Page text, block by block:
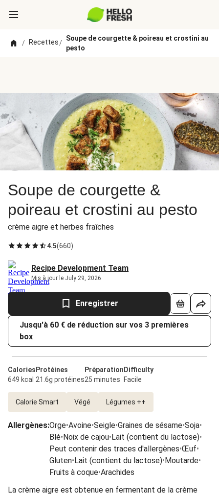
/ Recettes/
Soupe de courgette & poireau et crostini au
pesto
Soupe de courgette &
poireau et crostini au pesto
crème aigre et herbes fraîches
4.5(660)
Recipe Development Team
Mis à jour le July 29, 2026
Enregistrer
Jusqu'à 60 € de réduction sur vos 3 premières
box
Calories
649 kcal
Protéines
21.6g protéines
Préparation
25 minutes
Difficulty
Facile
Calorie Smart Végé Légumes ++
Allergènes:Orge•Avoine•Seigle•Graines de sésame•Soja•
Blé•Noix de cajou•Lait (contient du lactose)•
Peut contenir des traces d'allergènes•Œuf•
Gluten•Lait (contient du lactose)•Moutarde•
Fruits à coque•Arachides
La crème aigre est obtenue en fermentant de la crème